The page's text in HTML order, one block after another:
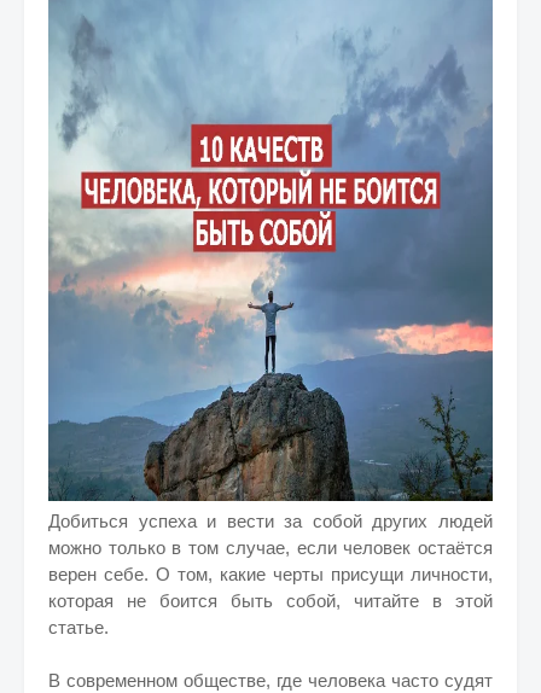
Добиться успеха и вести за собой других людей
можно только в том случае, если человек остаётся
верен себе. О том, какие черты присущи личности,
которая не боится быть собой, читайте в этой
статье.
В современном обществе, где человека часто судят